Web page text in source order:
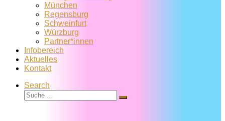
München
Regensburg
Schweinfurt
Würzburg
Partner*innen
Infobereich
Aktuelles
Kontakt
Search
Suche
Suche